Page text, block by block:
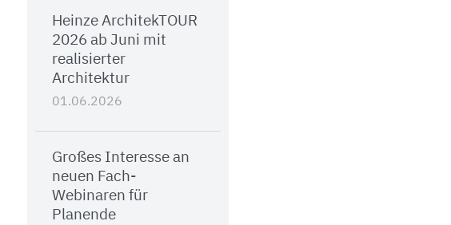
Heinze ArchitekTOUR
2026 ab Juni mit
realisierter
Architektur
01.06.2026
Großes Interesse an
neuen Fach-
Webinaren für
Planende